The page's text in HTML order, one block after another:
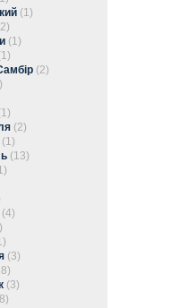
(1)
(1)
(2)
(2)
(1)
(13)
(4)
(3)
(3)